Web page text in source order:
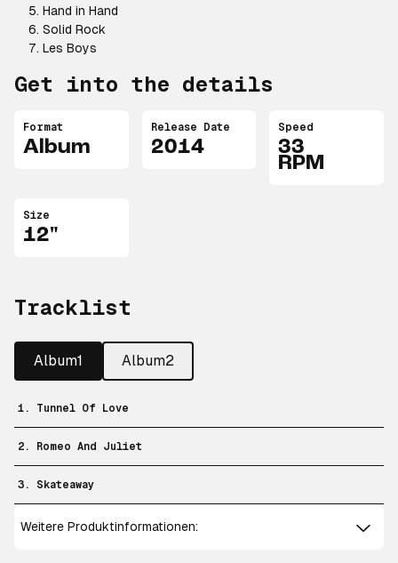
Hand in Hand
Solid Rock
Les Boys
Get into the details
Format
Album
Release Date
2014
Speed
33
RPM
Size
12"
Tracklist
Album1 Album2
1. Tunnel Of Love
2. Romeo And Juliet
3. Skateaway
Weitere Produktinformationen: